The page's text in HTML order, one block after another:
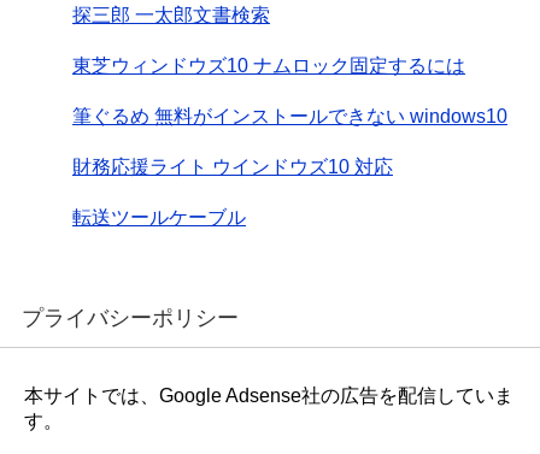
探三郎 一太郎文書検索
東芝ウィンドウズ10 ナムロック固定するには
筆ぐるめ 無料がインストールできない windows10
財務応援ライト ウインドウズ10 対応
転送ツールケーブル
プライバシーポリシー
本サイトでは、Google Adsense社の広告を配信していま
す。